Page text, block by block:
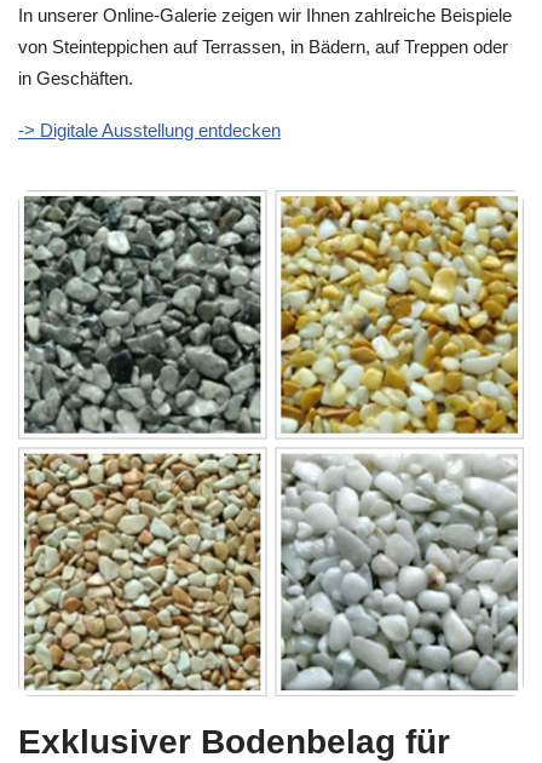
In unserer Online-Galerie zeigen wir Ihnen zahlreiche Beispiele
von Steinteppichen auf Terrassen, in Bädern, auf Treppen oder
in Geschäften.
-> Digitale Ausstellung entdecken
Exklusiver Bodenbelag für